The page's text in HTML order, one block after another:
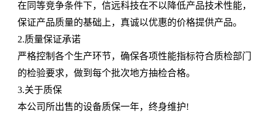
在同等竞争条件下，信远科技在不以降低产品技术性能，
保证产品质量的基础上，真诚以优惠的价格提供产品。
2.质量保证承诺
严格控制各个生产环节，确保各项性能指标符合质检部门
的检验要求，做到每个批次地方抽检合格。
3.关于质保
本公司所出售的设备质保一年，终身维护!